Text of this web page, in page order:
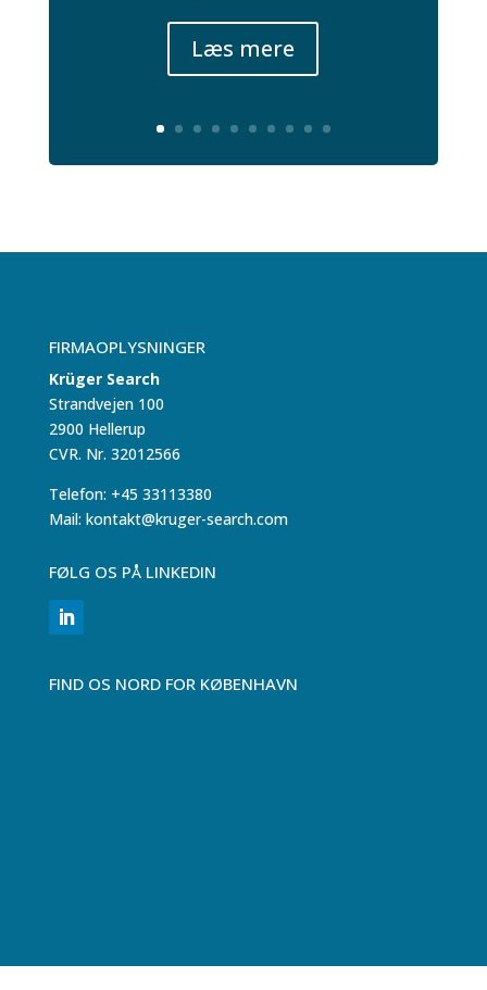
Læs mere
FIRMAOPLYSNINGER
Krüger Search
Strandvejen 100
2900 Hellerup
CVR. Nr. 32012566
Telefon: +45 33113380
Mail: kontakt@kruger-search.com
FØLG OS PÅ LINKEDIN
FIND OS NORD FOR KØBENHAVN